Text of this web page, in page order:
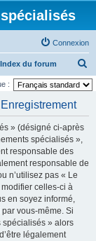
Connexion
Index du forum
e
:
» (désigné ci-après
spécialisés »,
responsable des
responsable de
n’utilisez pas « Le
celles-ci à
en soyez informé,
vous-même. Si
spécialisés » alors
légalement